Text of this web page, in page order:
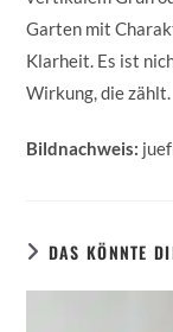
Garten mit
Klarheit. Es ist
Wirkung, die zählt.
Bildnachweis:
DAS KÖNNTE